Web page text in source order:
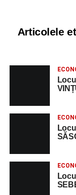
Articolele